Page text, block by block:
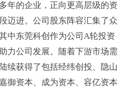
年的企业，正向更高层级的资
迈进。公司股东阵容汇集了众
中东莞科创作为公司A轮投资
力公司发展。随着下游市场需
续获得了包括经纬创投、隐山
御资本、成为资本、容亿资本